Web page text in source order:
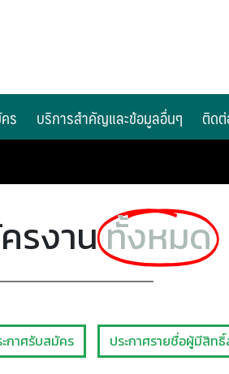
ร บริการสำคัญและข้อมูลอื่นๆ ติดต่
รงานทั้งหมด
กาศรับสมัคร ประกาศรายชื่อผู้มีสิท